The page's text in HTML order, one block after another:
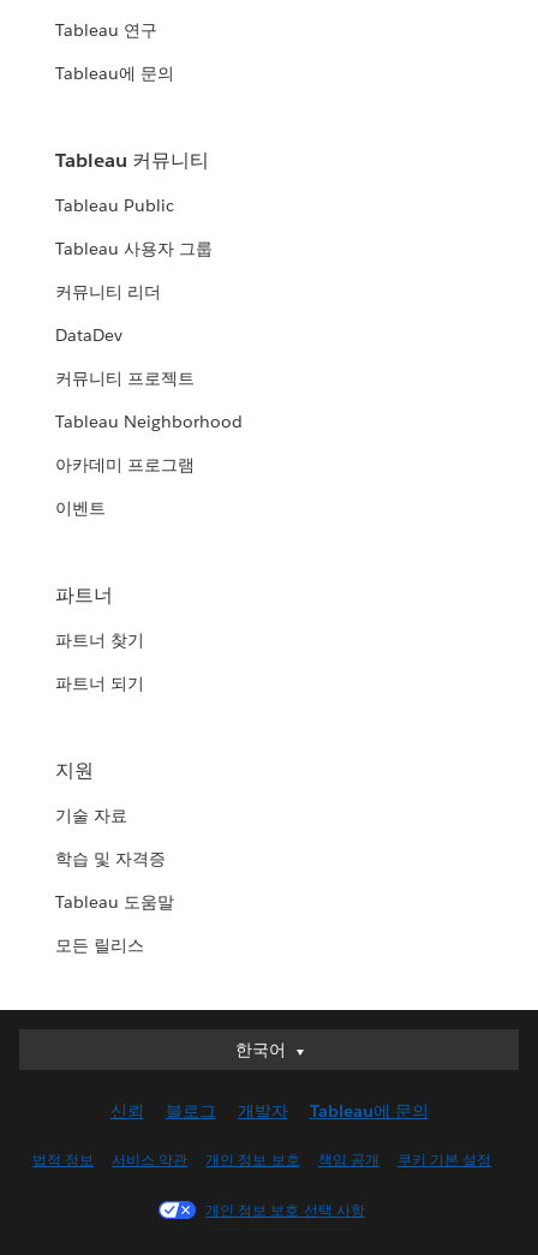
Tableau 연구
Tableau에 문의
Tableau 커뮤니티
Tableau Public
Tableau 사용자 그룹
커뮤니티 리더
DataDev
커뮤니티 프로젝트
Tableau Neighborhood
아카데미 프로그램
이벤트
파트너
파트너 찾기
파트너 되기
지원
기술 자료
학습 및 자격증
Tableau 도움말
모든 릴리스
한국어
한국어
English (UK)
Français (Canada)
신뢰 블로그 개발자 Tableau에 문의
법적 정보 서비스 약관 개인 정보 보호 책임 공개 쿠키 기본 설정
개인 정보 보호 선택 사항